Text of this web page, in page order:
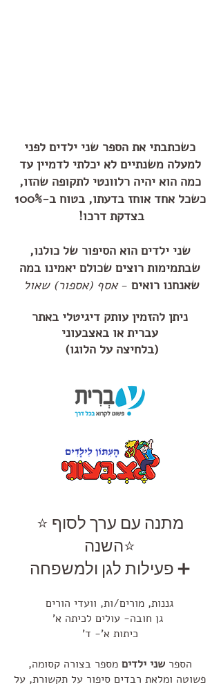
כשכתבתי את הספר שני ילדים לפני
למעלה משנתיים לא יכלתי לדמיין עד
כמה הוא יהיה רלוונטי לתקופה שהזו,
כשכל אחד אוחז בדעתו, בטוח ב-100%
בצדקת דרכו!
שני ילדים הוא הסיפור של כולנו,
שבתמימות רוצים שכולם יאמינו במה
שאנחנו רואים -אסף (אספור) שאול
ניתן להזמין עותק דיגיטלי באתר
עברית או באצבעוני
(בלחיצה על הלוגו)
⭐ מתנה עם ערך לסוף
השנה⭐
פעילות לגן ולמשפחה ➕
גננות, מורים/ות, וועדי הורים
'כיתות א'- ד
הספר שני ילדים מספר בצורה קסומה,
פשוטה ומלאת רבדים סיפור על תקשורת, על